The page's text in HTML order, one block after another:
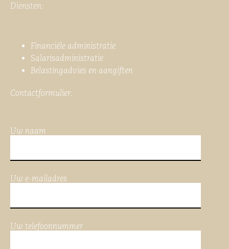
Diensten:
Financiële administratie
Salarisadministratie
Belastingadvies en aangiften
Contactformulier:
Uw naam
Uw e-mailadres
Uw telefoonnummer